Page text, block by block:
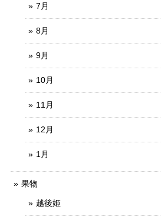
7月
8月
9月
10月
11月
12月
1月
果物
越後姫